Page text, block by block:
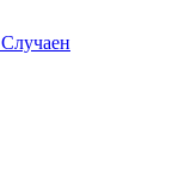
Случаен